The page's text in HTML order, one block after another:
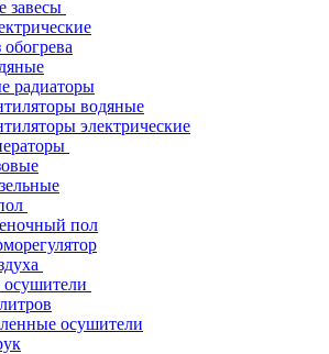
завесы
обогрева
радиаторы
водяные
электрические
пол
осушители